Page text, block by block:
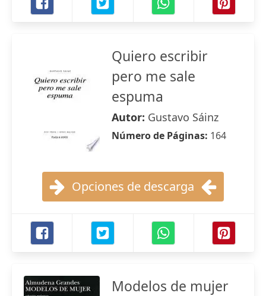
Quiero escribir
pero me sale
espuma
Autor: Gustavo Sáinz
Número de Páginas: 164
Opciones de descarga
Modelos de mujer